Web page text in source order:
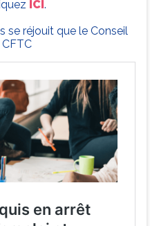
ICI.
se réjouit que le Conseil